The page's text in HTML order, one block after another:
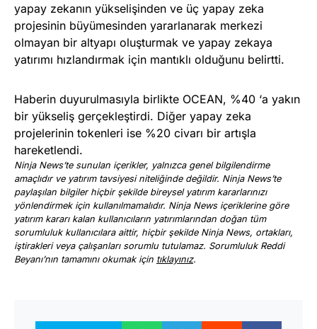
yapay zekanın yükselişinden ve üç yapay zeka
projesinin büyümesinden yararlanarak merkezi
olmayan bir altyapı oluşturmak ve yapay zekaya
yatırımı hızlandırmak için mantıklı olduğunu belirtti.
Haberin duyurulmasıyla birlikte OCEAN, %40 ‘a yakın
bir yükseliş gerçekleştirdi. Diğer yapay zeka
projelerinin tokenleri ise %20 civarı bir artışla
hareketlendi.
Ninja News’te sunulan içerikler, yalnızca genel bilgilendirme
amaçlıdır ve yatırım tavsiyesi niteliğinde değildir. Ninja News’te
paylaşılan bilgiler hiçbir şekilde bireysel yatırım kararlarınızı
yönlendirmek için kullanılmamalıdır. Ninja News içeriklerine göre
yatırım kararı kalan kullanıcıların yatırımlarından doğan tüm
sorumluluk kullanıcılara aittir, hiçbir şekilde Ninja News, ortakları,
iştirakleri veya çalışanları sorumlu tutulamaz. Sorumluluk Reddi
Beyanı’nın tamamını okumak için tıklayınız.